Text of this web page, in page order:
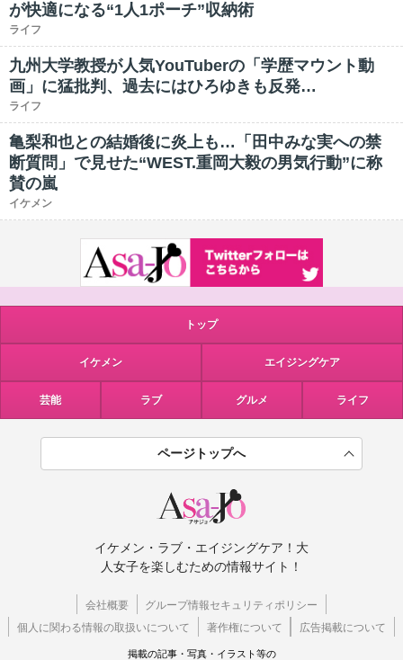
が快適になる“1人1ポーチ”収納術
ライフ
九州大学教授が人気YouTuberの「学歴マウント動
画」に猛批判、過去にはひろゆきも反発…
ライフ
亀梨和也との結婚後に炎上も…「田中みな実への禁
断質問」で見せた“WEST.重岡大毅の男気行動”に称
賛の嵐
イケメン
トップ
イケメン エイジングケア
芸能 ラブ グルメ ライフ
ページトップへ
イケメン・ラブ・エイジングケア！大
人女子を楽しむための情報サイト！
会社概要
グループ情報セキュリティポリシー
個人に関わる情報の取扱いについて
著作権について 広告掲載について
掲載の記事・写真・イラスト等の